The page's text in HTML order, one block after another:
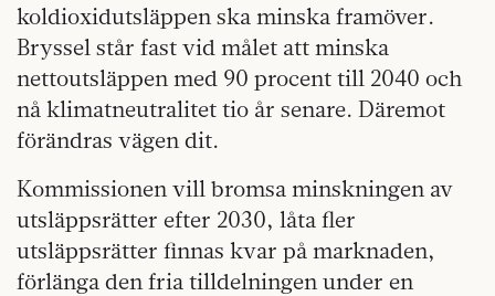
koldioxidutsläppen ska minska framöver.
Bryssel står fast vid målet att minska
nettoutsläppen med 90 procent till 2040 och
nå klimatneutralitet tio år senare. Däremot
förändras vägen dit.
Kommissionen vill bromsa minskningen av
utsläppsrätter efter 2030, låta fler
utsläppsrätter finnas kvar på marknaden,
förlänga den fria tilldelningen under en